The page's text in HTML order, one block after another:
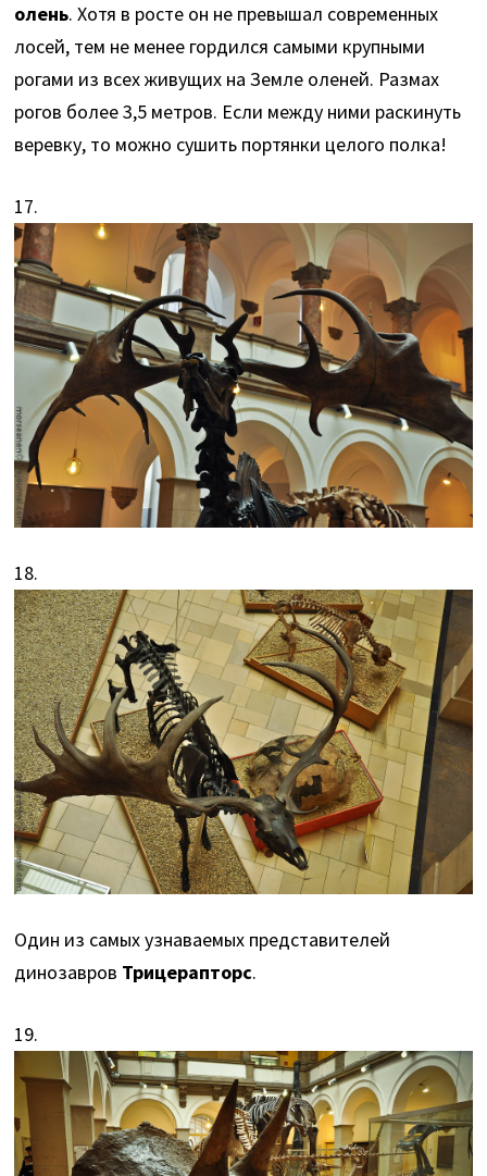
олень. Хотя в росте он не превышал современных
лосей, тем не менее гордился самыми крупными
рогами из всех живущих на Земле оленей. Размах
рогов более 3,5 метров. Если между ними раскинуть
веревку, то можно сушить портянки целого полка!
17.
18.
Один из самых узнаваемых представителей
динозавров Трицерапторс.
19.